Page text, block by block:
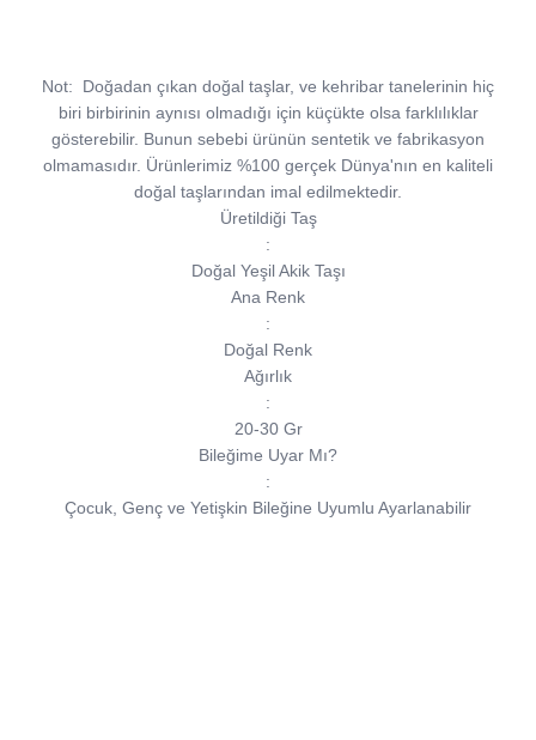
Not: Doğadan çıkan doğal taşlar, ve kehribar tanelerinin hiç
biri birbirinin aynısı olmadığı için küçükte olsa farklılıklar
gösterebilir. Bunun sebebi ürünün sentetik ve fabrikasyon
olmamasıdır. Ürünlerimiz %100 gerçek Dünya'nın en kaliteli
doğal taşlarından imal edilmektedir.
Üretildiği Taş
:
Doğal Yeşil Akik Taşı
Ana Renk
:
Doğal Renk
Ağırlık
:
20-30 Gr
Bileğime Uyar Mı?
:
Çocuk, Genç ve Yetişkin Bileğine Uyumlu Ayarlanabilir